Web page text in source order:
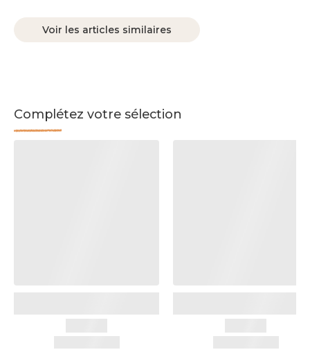
Voir les articles similaires
Complétez votre sélection